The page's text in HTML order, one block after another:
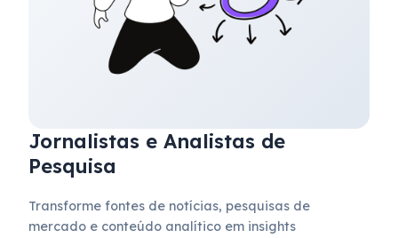
Jornalistas e Analistas de
Pesquisa
Transforme fontes de notícias, pesquisas de
mercado e conteúdo analítico em insights